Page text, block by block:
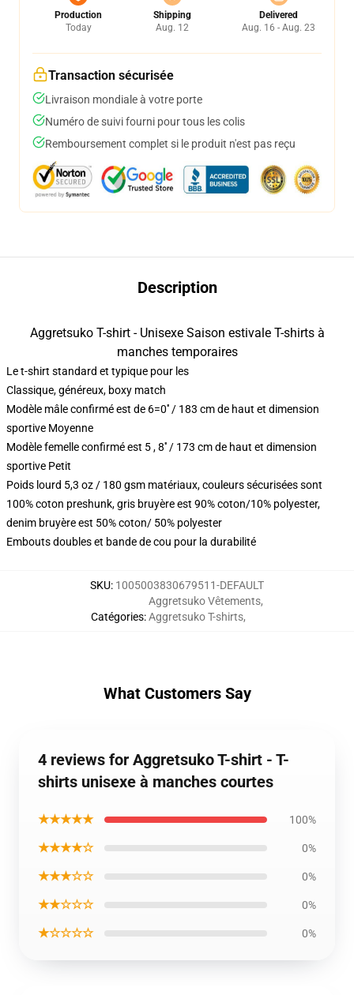
Production
Today
Shipping
Aug. 12
Delivered
Aug. 16 - Aug. 23
Transaction sécurisée
Livraison mondiale à votre porte
Numéro de suivi fourni pour tous les colis
Remboursement complet si le produit n'est pas reçu
Description
Aggretsuko T-shirt - Unisexe Saison estivale T-shirts à
manches temporaires
Le t-shirt standard et typique pour les
Classique, généreux, boxy match
Modèle mâle confirmé est de 6=0′′ / 183 cm de haut et dimension
sportive Moyenne
Modèle femelle confirmé est 5 , 8′′ / 173 cm de haut et dimension
sportive Petit
Poids lourd 5,3 oz / 180 gsm matériaux, couleurs sécurisées sont
100% coton preshunk, gris bruyère est 90% coton/10% polyester,
denim bruyère est 50% coton/ 50% polyester
Embouts doubles et bande de cou pour la durabilité
SKU: 1005003830679511-DEFAULT
Catégories:
Aggretsuko Vêtements,
Aggretsuko T-shirts,
What Customers Say
4 reviews for Aggretsuko T-shirt - T-
shirts unisexe à manches courtes
★★★★★ 100%
★★★★☆ 0%
★★★☆☆ 0%
★★☆☆☆ 0%
★☆☆☆☆ 0%